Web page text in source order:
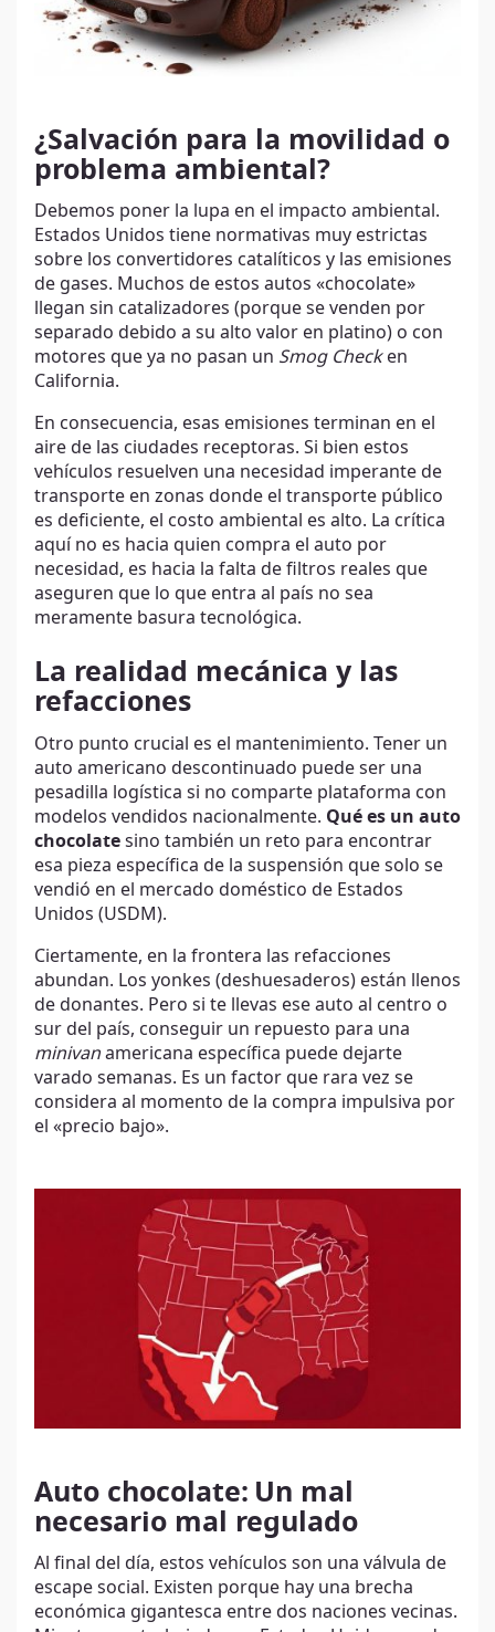
¿Salvación para la movilidad o
problema ambiental?
Debemos poner la lupa en el impacto ambiental.
Estados Unidos tiene normativas muy estrictas
sobre los convertidores catalíticos y las emisiones
de gases. Muchos de estos autos «chocolate»
llegan sin catalizadores (porque se venden por
separado debido a su alto valor en platino) o con
motores que ya no pasan un Smog Checken
California.
En consecuencia, esas emisiones terminan en el
aire de las ciudades receptoras. Si bien estos
vehículos resuelven una necesidad imperante de
transporte en zonas donde el transporte público
es deficiente, el costo ambiental es alto. La crítica
aquí no es hacia quien compra el auto por
necesidad, es hacia la falta de filtros reales que
aseguren que lo que entra al país no sea
meramente basura tecnológica.
La realidad mecánica y las
refacciones
Otro punto crucial es el mantenimiento. Tener un
auto americano descontinuado puede ser una
pesadilla logística si no comparte plataforma con
modelos vendidos nacionalmente. Qué es un auto
chocolate sino también un reto para encontrar
esa pieza específica de la suspensión que solo se
vendió en el mercado doméstico de Estados
Unidos (USDM).
Ciertamente, en la frontera las refacciones
abundan. Los yonkes (deshuesaderos) están llenos
de donantes. Pero si te llevas ese auto al centro o
sur del país, conseguir un repuesto para una
minivan americana específica puede dejarte
varado semanas. Es un factor que rara vez se
considera al momento de la compra impulsiva por
el «precio bajo».
Auto chocolate: Un mal
necesario mal regulado
Al final del día, estos vehículos son una válvula de
escape social. Existen porque hay una brecha
económica gigantesca entre dos naciones vecinas.